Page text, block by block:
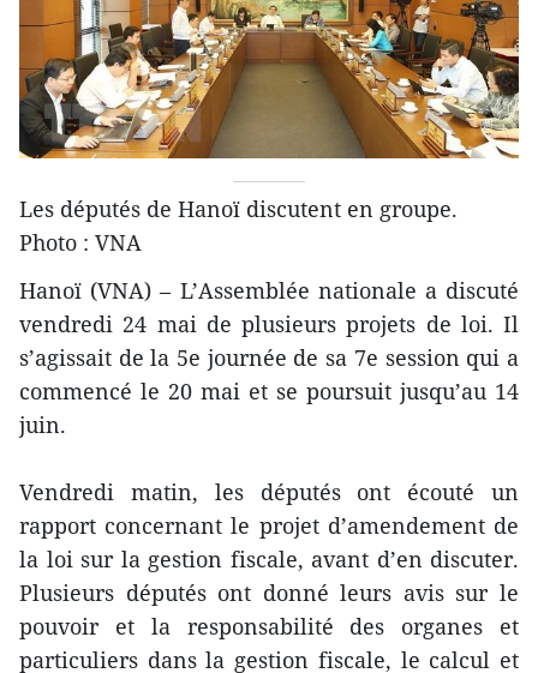
Les députés de Hanoï discutent en groupe.
Photo : VNA
Hanoï (VNA) – L’Assemblée nationale a discuté
vendredi 24 mai de plusieurs projets de loi. Il
s’agissait de la 5e journée de sa 7e session qui a
commencé le 20 mai et se poursuit jusqu’au 14
juin.
Vendredi matin, les députés ont écouté un
rapport concernant le projet d’amendement de
la loi sur la gestion fiscale, avant d’en discuter.
Plusieurs députés ont donné leurs avis sur le
pouvoir et la responsabilité des organes et
particuliers dans la gestion fiscale, le calcul et